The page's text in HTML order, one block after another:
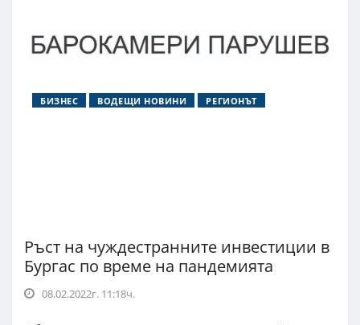
БИЗНЕС ВОДЕЩИ НОВИНИ РЕГИОНЪТ
Ръст на чуждестранните инвестиции в
Бургас по време на пандемията
08.02.2022г. 11:18ч.